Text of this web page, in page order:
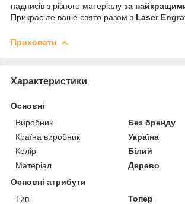
надписів з різного матеріалу за
Прикрасьте ваше свято разом з Laser
Приховати
Характеристики
Основні
Виробник
Без бренду
Країна виробник
Україна
Колір
Білий
Матеріал
Дерево
Основні атрибути
Тип
Топер